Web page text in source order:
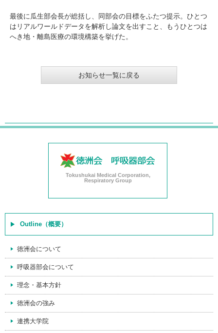
最後に瓜生部会長が総括し、同部会の目標をふたつ提示。ひとつ
はリアルワールドデータを解析し論文を出すこと、もうひとつは
へき地・離島医療の環境構築を挙げた。
お知らせ一覧に戻る
Tokushukai Medical Corporation,
Respiratory Group
Outline（概要）
徳洲会について
呼吸器部会について
理念・基本方針
徳洲会の強み
連携大学院